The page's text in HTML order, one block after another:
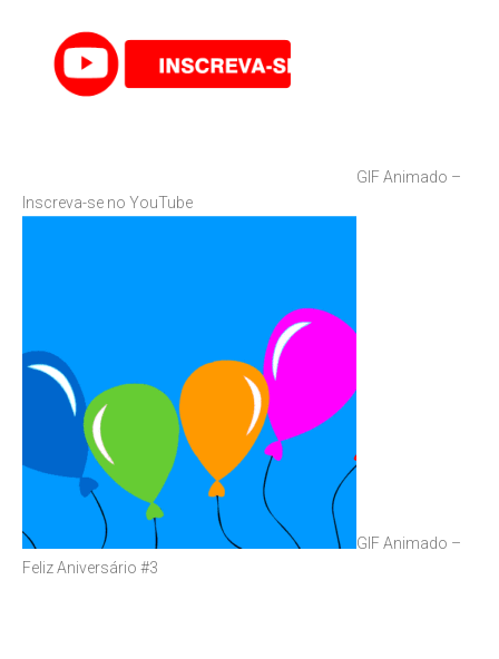
GIF Animado –
Inscreva-se no YouTube
GIF Animado –
Feliz Aniversário #3